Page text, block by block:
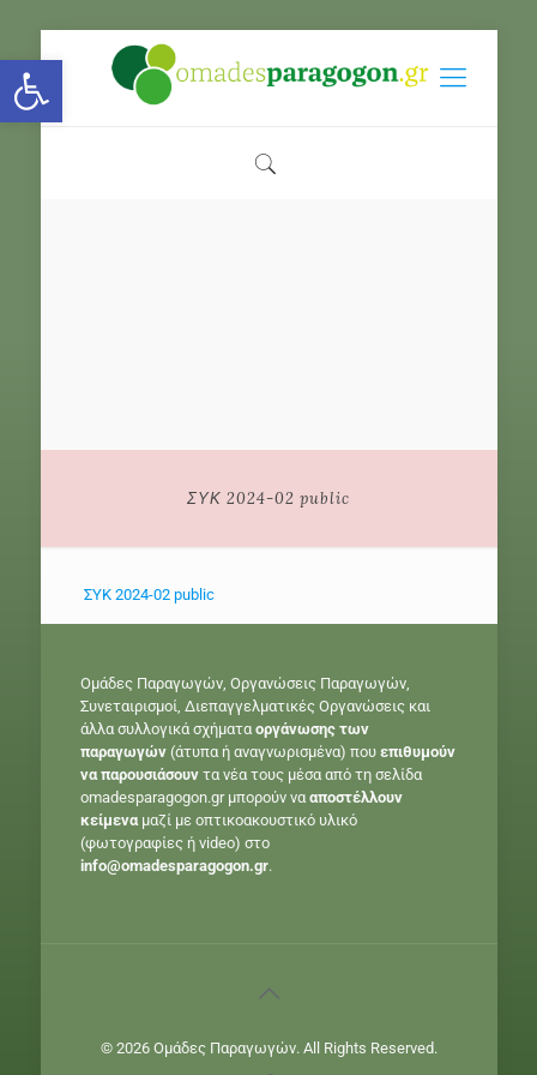
Open toolbar
ΣΥΚ 2024-02 public
ΣΥΚ 2024-02 public
Ομάδες Παραγωγών, Οργανώσεις Παραγωγών,
Συνεταιρισμοί, Διεπαγγελματικές Οργανώσεις και
άλλα συλλογικά σχήματαοργάνωσης των
παραγωγών(άτυπα ή αναγνωρισμένα) που επιθυμούν
να παρουσιάσουντα νέα τους μέσα από τη σελίδα
omadesparagogon.gr μπορούν νααποστέλλουν
κείμεναμαζί με οπτικοακουστικό υλικό
(φωτογραφίες ή video) στο
info@omadesparagogon.gr.
© 2026 Ομάδες Παραγωγών. All Rights Reserved.